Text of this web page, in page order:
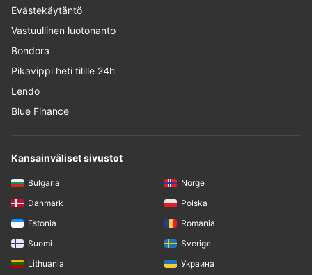
Evästekäytäntö
Vastuullinen luotonanto
Bondora
Pikavippi heti tilille 24h
Lendo
Blue Finance
Kansainväliset sivustot
Bulgaria
Danmark
Estonia
Suomi
Lithuania
Norge
Polska
Romania
Sverige
Украина